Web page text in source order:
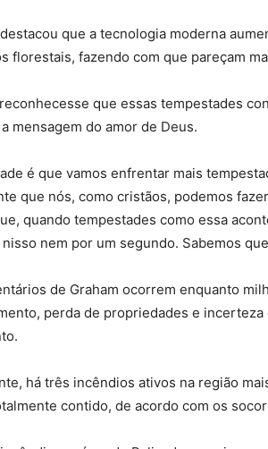
que a tecnologia moderna
florestais, fazendo com que pareçam
que essas tempestades
mensagem do amor de Deus.
é que vamos enfrentar mais
que nós, como cristãos, podemos
quando tempestades como essa
nem por um segundo. Sabemos
de Graham ocorrem enquanto
perda de propriedades e
há três incêndios ativos na região
contido, de acordo com os